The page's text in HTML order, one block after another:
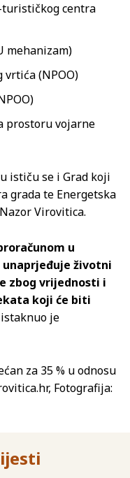
centra
mehanizam)
vrtića (NPOO)
prostoru vojarne
ističu se i Grad koji
grada te Energetska
Virovitica.
u
unaprjeđuje životni
zbog vrijednosti i
koji će biti
je
za 35 % u odnosu
Fotografija: